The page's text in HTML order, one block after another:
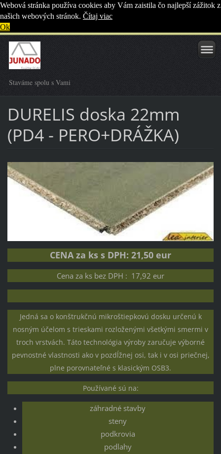
Webová stránka používa cookies aby Vám zaistila čo najlepší zážitok z
našich webových stránok. Čítaj viac
Ok
Staváme spolu s Vami
DURELIS doska 22mm
(PD4 - PERO+DRÁŽKA)
CENA za ks s DPH: 21,50 eur
Cena za ks bez DPH : 17,92 eur
Jedná sa o konštrukčnú mikroštiepkovú dosku určenú k
nosným účelom s trieskami rozloženými všetkými smermi v
troch vrstvách. Táto technológia výroby zaručuje výborné
pevnostné vlastnosti ako v pozdĺžnej osi, tak i v osi priečnej,
plne porovnateľné s klasickým OSB3.
Používané sú na:
záhradné stavby
steny
podkrovia
podlahy